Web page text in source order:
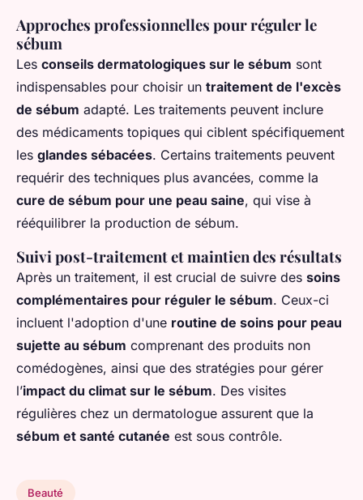
Approches professionnelles pour réguler le
sébum
Les conseils dermatologiques sur le sébum sont
indispensables pour choisir un traitement de l'excès
de sébum adapté. Les traitements peuvent inclure
des médicaments topiques qui ciblent spécifiquement
les glandes sébacées. Certains traitements peuvent
requérir des techniques plus avancées, comme la
cure de sébum pour une peau saine, qui vise à
rééquilibrer la production de sébum.
Suivi post-traitement et maintien des résultats
Après un traitement, il est crucial de suivre des soins
complémentaires pour réguler le sébum. Ceux-ci
incluent l'adoption d'une routine de soins pour peau
sujette au sébum comprenant des produits non
comédogènes, ainsi que des stratégies pour gérer
l’impact du climat sur le sébum. Des visites
régulières chez un dermatologue assurent que la
sébum et santé cutanée est sous contrôle.
Beauté